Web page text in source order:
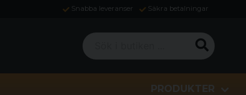
Snabba leveranser Säkra betalningar
Sök i butiken ...
PRODUKTER